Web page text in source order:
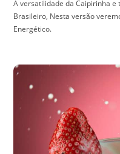
A versatilidade da Caipirinha
Brasileiro, Nesta versão
Energético.